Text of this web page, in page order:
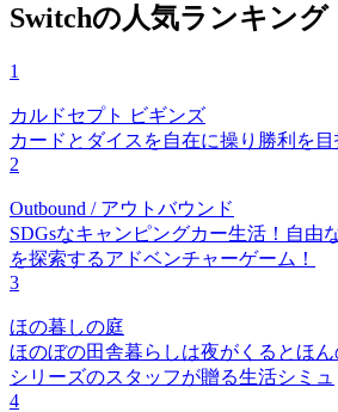
Switchの人気ランキング
1
カルドセプト ビギンズ
カードとダイスを自在に操り勝利を目
2
Outbound / アウトバウンド
SDGsなキャンピングカー生活！自由
を探索するアドベンチャーゲーム！
3
ほの暮しの庭
ほのぼの田舎暮らしは夜がくるとほん
シリーズのスタッフが贈る生活シミュ
4